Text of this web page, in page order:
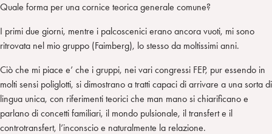
Quale forma per una cornice teorica generale comune?
I primi due giorni, mentre i palcoscenici erano ancora vuoti, mi sono
ritrovata nel mio gruppo (Faimberg), lo stesso da moltissimi anni.
Ciò che mi piace e’ che i gruppi, nei vari congressi FEP, pur essendo in
molti sensi poliglotti, si dimostrano a tratti capaci di arrivare a una sorta di
lingua unica, con riferimenti teorici che man mano si chiarificano e
parlano di concetti familiari, il mondo pulsionale, il transfert e il
controtransfert, l’inconscio e naturalmente la relazione.